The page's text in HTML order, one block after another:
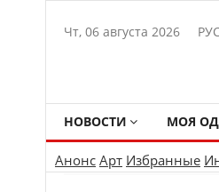
Чт, 06 августа 2026 РУС
НОВОСТИ МОЯ
Анонс Арт Избранные